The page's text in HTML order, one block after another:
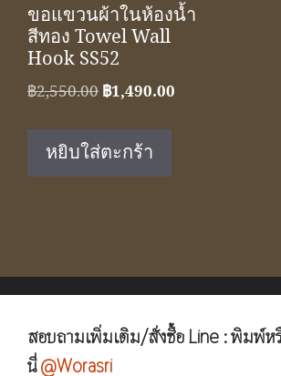
ขอแขวนผ้าในห้องน้ำ
สีทอง Towel Wall
Hook SS52
฿2,550.00 Original
฿2,550.00.
฿1,490.00
หยิบใส่ตะกร้า
สอบถามเพิ่มเติม/สั่งซื้อ Line : พิมพ์ห
นี่@Worasri